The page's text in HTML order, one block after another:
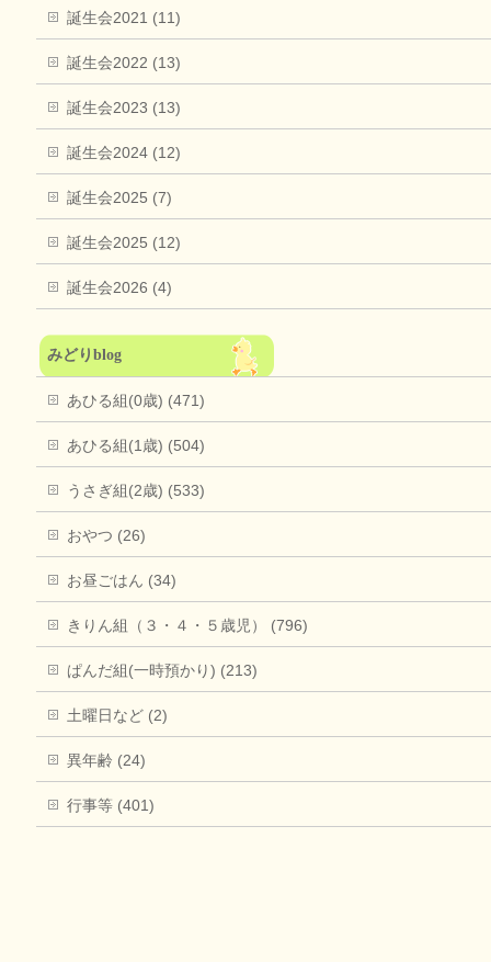
誕生会2021 (11)
誕生会2022 (13)
誕生会2023 (13)
誕生会2024 (12)
誕生会2025 (7)
誕生会2025 (12)
誕生会2026 (4)
みどりblog
あひる組(0歳) (471)
あひる組(1歳) (504)
うさぎ組(2歳) (533)
おやつ (26)
お昼ごはん (34)
きりん組（３・４・５歳児） (796)
ぱんだ組(一時預かり) (213)
土曜日など (2)
異年齢 (24)
行事等 (401)